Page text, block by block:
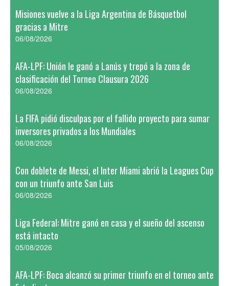
Misiones vuelve a la Liga Argentina de Básquetbol
gracias a Mitre
06/08/2026
AFA-LPF: Unión le ganó a Lanús y trepó a la zona de
clasificación del Torneo Clausura 2026
06/08/2026
La FIFA pidió disculpas por el fallido proyecto para sumar
inversores privados a los Mundiales
06/08/2026
Con doblete de Messi, el Inter Miami abrió la Leagues Cup
con un triunfo ante San Luis
06/08/2026
Liga Federal: Mitre ganó en casa y el sueño del ascenso
está intacto
05/08/2026
AFA-LPF: Boca alcanzó su primer triunfo en el torneo ante